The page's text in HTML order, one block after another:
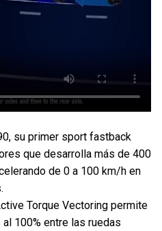
su primer sport fastback
que desarrolla más de 400
de 0 a 100 km/h en
Torque Vectoring permite
100% entre las ruedas